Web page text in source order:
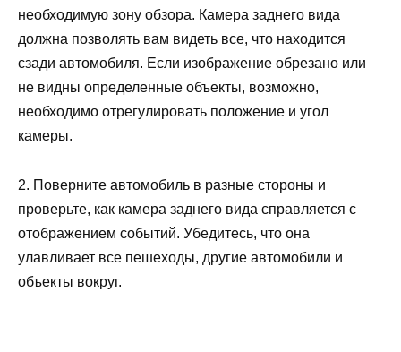
необходимую зону обзора. Камера заднего вида
должна позволять вам видеть все, что находится
сзади автомобиля. Если изображение обрезано или
не видны определенные объекты, возможно,
необходимо отрегулировать положение и угол
камеры.
2. Поверните автомобиль в разные стороны и
проверьте, как камера заднего вида справляется с
отображением событий. Убедитесь, что она
улавливает все пешеходы, другие автомобили и
объекты вокруг.